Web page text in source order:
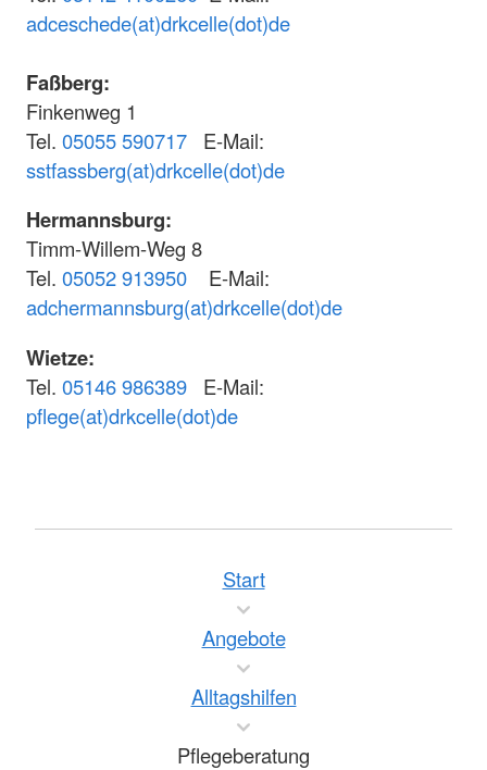
adceschede(at)drkcelle(dot)de
Faßberg:
Finkenweg 1
Tel. 05055 590717 E-Mail:
sstfassberg(at)drkcelle(dot)de
Hermannsburg:
Timm-Willem-Weg 8
Tel. 05052 913950
E-Mail:
adchermannsburg(at)drkcelle(dot)de
Wietze:
Tel. 05146 986389 E-Mail:
pflege(at)drkcelle(dot)de
Start
Angebote
Alltagshilfen
Pflegeberatung